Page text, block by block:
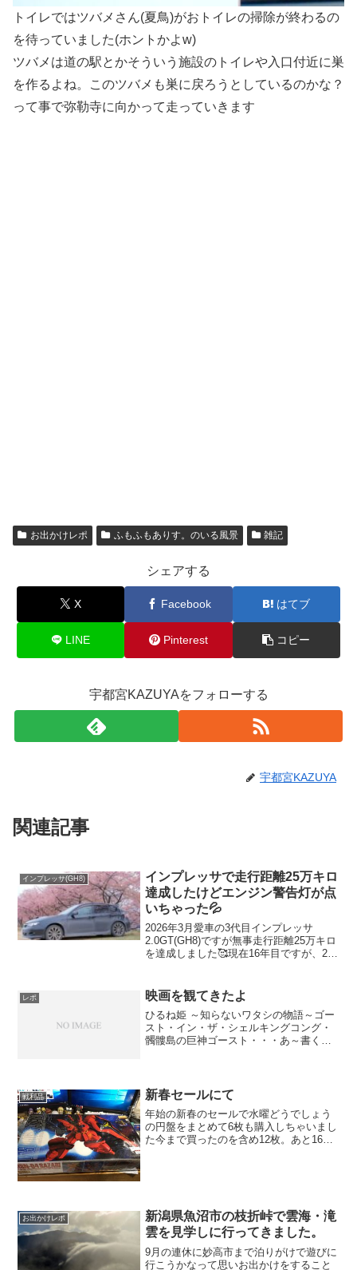
トイレではツバメさん(夏鳥)がおトイレの掃除が終わるの
を待っていました(ホントかよw)
ツバメは道の駅とかそういう施設のトイレや入口付近に巣
を作るよね。このツバメも巣に戻ろうとしているのかな？
って事で弥勒寺に向かって走っていきます
お出かけレポ ふもふもありす。のいる風景 雑記
シェアする
X Facebook はてブ
LINE Pinterest コピー
宇都宮KAZUYAをフォローする
宇都宮KAZUYA
関連記事
インプレッサ(GH8)
インプレッサで走行距離25万キロ
達成したけどエンジン警告灯が点
いちゃった💦
2026年3月愛車の3代目インプレッサ
2.0GT(GH8)ですが無事走行距離25万キロ
を達成しました🥰現在16年目ですが、2回
りちょいちょい故障を乗り越えながら乗
り続...
レポ 映画を観てきたよ
ひるね姫 ～知らないワタシの物語～ゴー
スト・イン・ザ・シェルキングコング・
髑髏島の巨神ゴースト・・・あ～書くの
ではなく基本・押井守...
戦利品 新春セールにて
年始の新春のセールで水曜どうでしょう
の円盤をまとめて6枚も購入しちゃいまし
た今まで買ったのを含め12枚。あと16
お出かけレポ
新潟県魚沼市の枝折峠で雲海・滝
雲を見学しに行ってきました。
9月の連休に妙高市まで泊りがけで遊びに
行こうかなって思いお出かけをすること